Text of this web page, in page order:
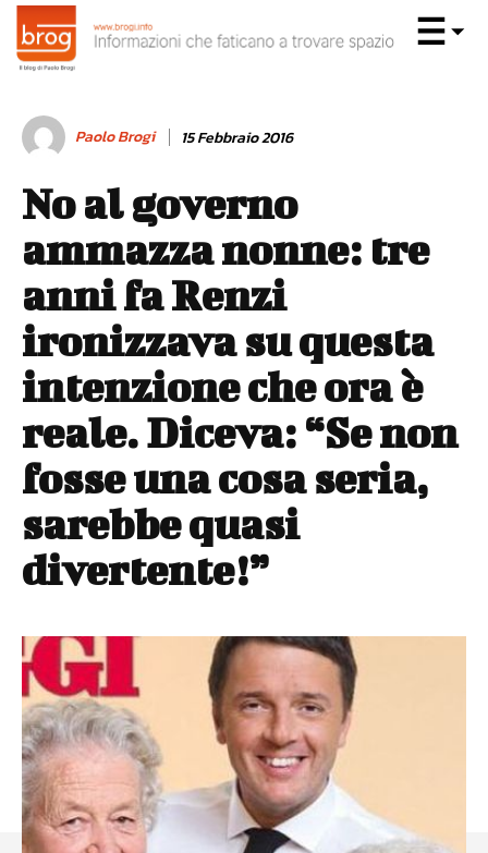
Paolo Brogi 15 Febbraio 2016
No al governo
ammazza nonne: tre
anni fa Renzi
ironizzava su questa
intenzione che ora è
reale. Diceva: “Se non
fosse una cosa seria,
sarebbe quasi
divertente!”